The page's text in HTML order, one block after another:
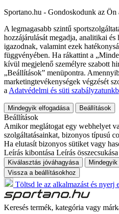
Sportano.hu - Gondoskodunk az Ön
A legmagasabb szintű
hozzájárulását megadja, analitikai
igazodnak, valamint ezek
függvényében. Ha rákattint a
kívül megjelenő személyre szabott
„Beállítások” menüpontra.
marketingtevékenységek végzését
a Adatvédelmi és süti
Mindegyik elfogadása Beállítások
Beállítások
Amikor meglátogat egy webhelyet
szolgáltatásainkat, bizonyos típusú
Ha elutasít bizonyos sütiket vagy
Leírás kibontása Leírás összecsukása
Kiválasztás jóváhagyása
Vissza a beállításokhoz
Töltsd le az alkalmazást és
Keresés termék, kategória vagy